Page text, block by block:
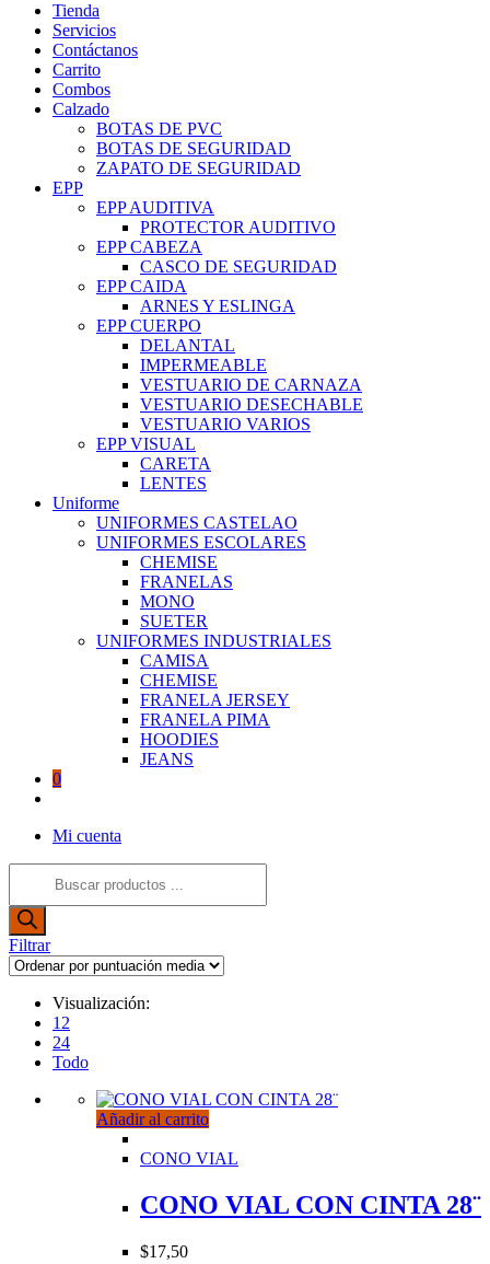
Tienda
Servicios
Contáctanos
Carrito
Combos
Calzado
BOTAS DE PVC
BOTAS DE SEGURIDAD
ZAPATO DE SEGURIDAD
EPP
EPP AUDITIVA
PROTECTOR AUDITIVO
EPP CABEZA
CASCO DE SEGURIDAD
EPP CAIDA
ARNES Y ESLINGA
EPP CUERPO
DELANTAL
IMPERMEABLE
VESTUARIO DE CARNAZA
VESTUARIO DESECHABLE
VESTUARIO VARIOS
EPP VISUAL
CARETA
LENTES
Uniforme
UNIFORMES CASTELAO
UNIFORMES ESCOLARES
CHEMISE
FRANELAS
MONO
SUETER
UNIFORMES INDUSTRIALES
CAMISA
CHEMISE
FRANELA JERSEY
FRANELA PIMA
HOODIES
JEANS
0
de
web
Mi cuenta
productos
Filtrar
Visualización:
12
24
Todo
Añadir al carrito
CONO VIAL
CONO VIAL CON CINTA 28¨
$17,50